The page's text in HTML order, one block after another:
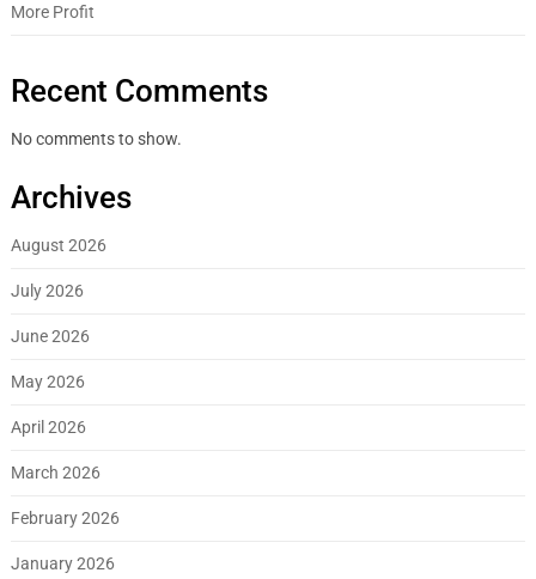
More Profit
Recent Comments
No comments to show.
Archives
August 2026
July 2026
June 2026
May 2026
April 2026
March 2026
February 2026
January 2026